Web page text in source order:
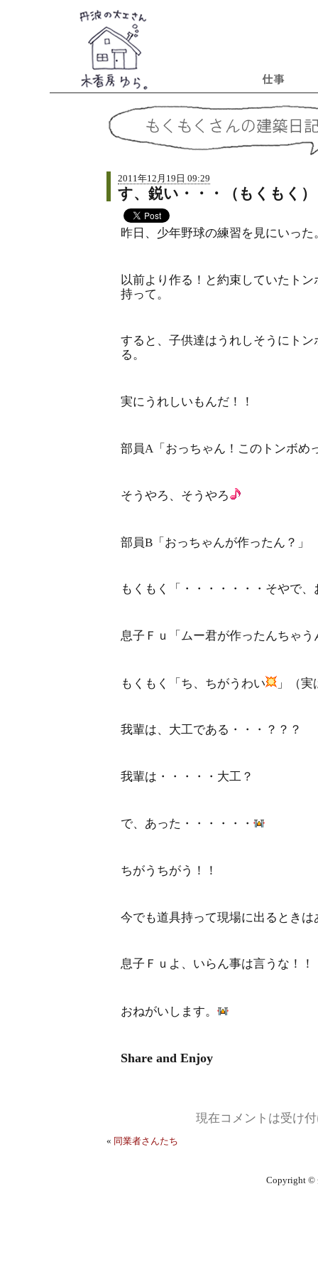
2011年12月19日 09:29
す、鋭い・・・（もくもく）
昨日、少年野球の練習を見にいった
以前より作る！と約束していたト
持って。
すると、子供達はうれしそうにト
る。
実にうれしいもんだ！！
部員A「おっちゃん！このトンボめ
そうやろ、そうやろ
部員B「おっちゃんが作ったん？」
もくもく「・・・・・・・そやで
息子Ｆｕ「ムー君が作ったんちゃう
もくもく「ち、ちがうわい 」（
我輩は、大工である・・・？？？
我輩は・・・・・大工？
で、あった・・・・・・
ちがうちがう！！
今でも道具持って現場に出るときは
息子Ｆｕよ、いらん事は言うな！！
おねがいします。
Share and Enjoy
現在コメントは受け
« 同業者さんたち
Copyright ©